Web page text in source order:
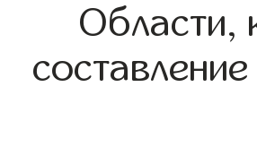
Области,